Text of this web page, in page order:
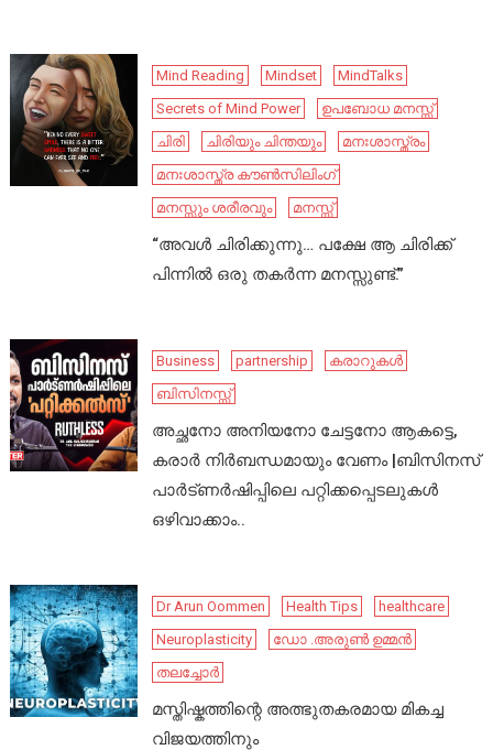
Mind Reading Mindset
MindTalks
Secrets of Mind Power
ഉപബോധ മനസ്സ്
ചിരി
ചിരിയും ചിന്തയും
മനഃശാസ്ത്രം
മനഃശാസ്ത്ര കൗൺസിലിംഗ്
മനസ്സും ശരീരവും
മനസ്സ്
“അവൾ ചിരിക്കുന്നു… പക്ഷേ ആ ചിരിക്ക്
പിന്നിൽ ഒരു തകർന്ന മനസ്സുണ്ട്.”
Business partnership
കരാറുകൾ
ബിസിനസ്സ്
അച്ഛനോ അനിയനോ ചേട്ടനോ ആകട്ടെ,
കരാർ നിർബന്ധമായും വേണം |ബിസിനസ്
പാർട്ണർഷിപ്പിലെ പറ്റിക്കപ്പെടലുകൾ
ഒഴിവാക്കാം..
Dr Arun Oommen Health Tips
healthcare
Neuroplasticity
ഡോ .അരുൺ ഉമ്മൻ
തലച്ചോർ
മസ്തിഷ്കത്തിന്റെ അത്ഭുതകരമായ മികച്ച
വിജയത്തിനും